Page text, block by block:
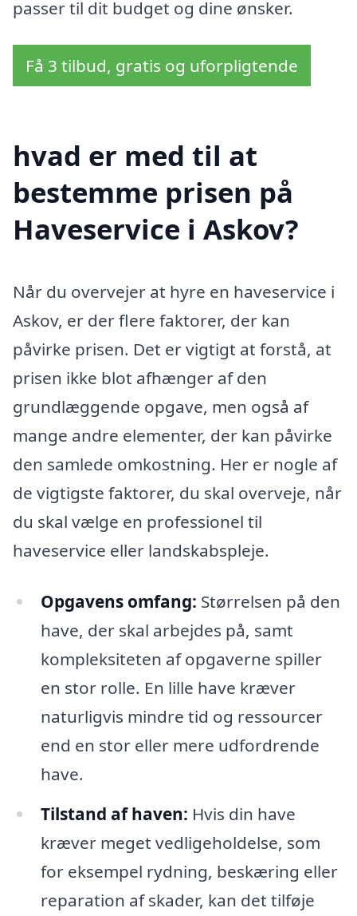
passer til dit budget og dine ønsker.
Få 3 tilbud, gratis og uforpligtende
hvad er med til at
bestemme prisen på
Haveservice i Askov?
Når du overvejer at hyre en haveservice i
Askov, er der flere faktorer, der kan
påvirke prisen. Det er vigtigt at forstå, at
prisen ikke blot afhænger af den
grundlæggende opgave, men også af
mange andre elementer, der kan påvirke
den samlede omkostning. Her er nogle af
de vigtigste faktorer, du skal overveje, når
du skal vælge en professionel til
haveservice eller landskabspleje.
Opgavens omfang: Størrelsen på den
have, der skal arbejdes på, samt
kompleksiteten af opgaverne spiller
en stor rolle. En lille have kræver
naturligvis mindre tid og ressourcer
end en stor eller mere udfordrende
have.
Tilstand af haven: Hvis din have
kræver meget vedligeholdelse, som
for eksempel rydning, beskæring eller
reparation af skader, kan det tilføje